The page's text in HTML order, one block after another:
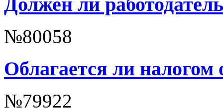
№80058
Облагается ли
№79922